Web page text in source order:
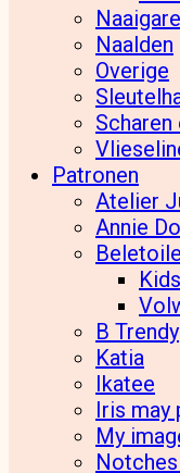
Naalden
Overige
Scharen
Patronen
Atelier
Annie
Kids
B Trendy
Katia
Ikatee
Iris may
My